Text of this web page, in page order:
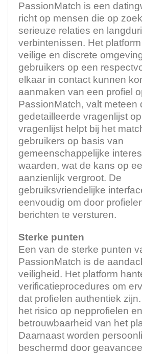
PassionMatch is een
richt op mensen die op
serieuze relaties en
verbintenissen. Het
veilige en discrete
gebruikers op een
elkaar in contact kunnen
aanmaken van een profiel
PassionMatch, valt meteen
gedetailleerde vragenlijst
vragenlijst helpt bij het
gebruikers op basis van
gemeenschappelijke
waarden, wat de kans op
aanzienlijk vergroot. De
gebruiksvriendelijke
eenvoudig om door
berichten te versturen.
Sterke punten
Een van de sterke punten
PassionMatch is de
veiligheid. Het platform
verificatieprocedures om
dat profielen authentiek
het risico op nepprofielen
betrouwbaarheid van het
Daarnaast worden
beschermd door